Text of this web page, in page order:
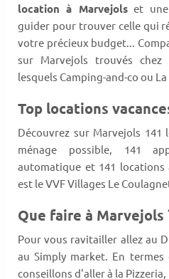
location à Marvejolset une
guider pour trouver celle qui
votre précieux budget...
sur Marvejols trouvés chez
lesquels Camping-and-co ou
Top locations
Découvrez sur Marvejols 141
ménage possible, 141
automatique et 141
est le VVF Villages Le
Que faire à Marvejols
Pour vous ravitailler allez au
au Simply market. En
conseillons d'aller à la